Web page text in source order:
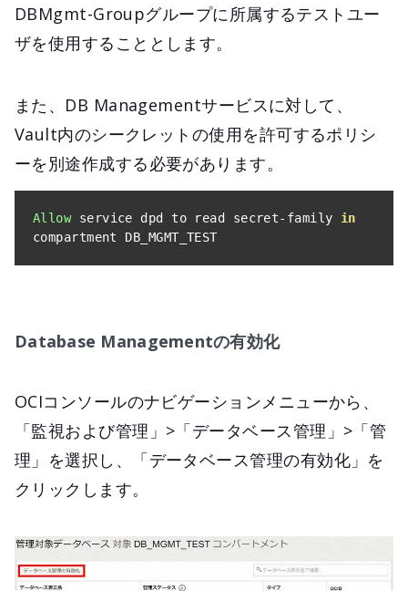
DBMgmt-Groupグループに所属するテストユー
ザを使用することとします。
また、DB Managementサービスに対して、
Vault内のシークレットの使用を許可するポリシ
ーを別途作成する必要があります。
Allow service dpd to read secret- family in
compartment DB_MGMT_TEST
Database Managementの有効化
OCIコンソールのナビゲーションメニューから、
「監視および管理」>「データベース管理」>「管
理」を選択し、「データベース管理の有効化」を
クリックします。